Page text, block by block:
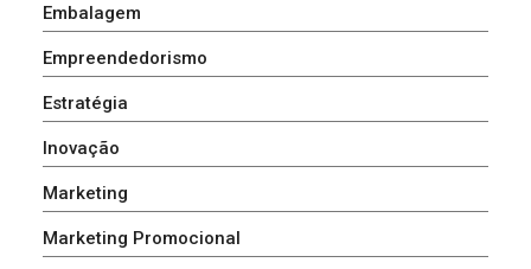
Embalagem
Empreendedorismo
Estratégia
Inovação
Marketing
Marketing Promocional